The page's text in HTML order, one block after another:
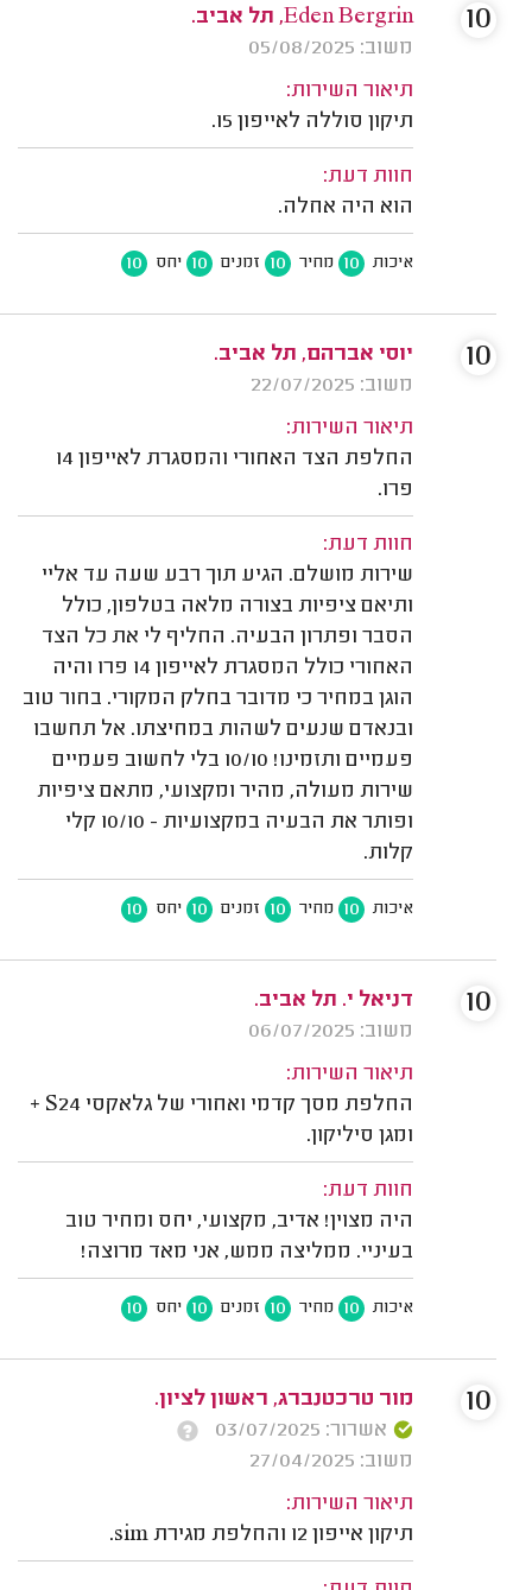
Eden Bergrin, תל אביב.
משוב: 05/08/2025
תיאור השירות:
תיקון סוללה לאייפון 15.
חוות דעת:
הוא היה אחלה.
איכות 10 מחיר 10 זמנים 10 יחס 10
10
יוסי אברהם, תל אביב.
משוב: 22/07/2025
תיאור השירות:
החלפת הצד האחורי והמסגרת לאייפון 14
פרו.
חוות דעת:
שירות מושלם. הגיע תוך רבע שעה עד אליי
ותיאם ציפיות בצורה מלאה בטלפון, כולל
הסבר ופתרון הבעיה. החליף לי את כל הצד
האחורי כולל המסגרת לאייפון 14 פרו והיה
הוגן במחיר כי מדובר בחלק המקורי. בחור טוב
ובנאדם שנעים לשהות במחיצתו. אל תחשבו
פעמיים ותזמינו! 10/10 בלי לחשוב פעמיים
שירות מעולה, מהיר ומקצועי, מתאם ציפיות
ופותר את הבעיה במקצועיות - 10/10 קלי
קלות.
איכות 10 מחיר 10 זמנים 10 יחס 10
10
דניאל י. תל אביב.
משוב: 06/07/2025
תיאור השירות:
החלפת מסך קדמי ואחורי של גלאקסי S24 +
ומגן סיליקון.
חוות דעת:
היה מצוין! אדיב, מקצועי, יחס ומחיר טוב
בעיניי. ממליצה ממש, אני מאד מרוצה!
איכות 10 מחיר 10 זמנים 10 יחס 10
10
מור טרכטנברג, ראשון לציון.
אשרור: 03/07/2025
משוב: 27/04/2025
תיאור השירות:
תיקון אייפון 12 והחלפת מגירת sim.
10